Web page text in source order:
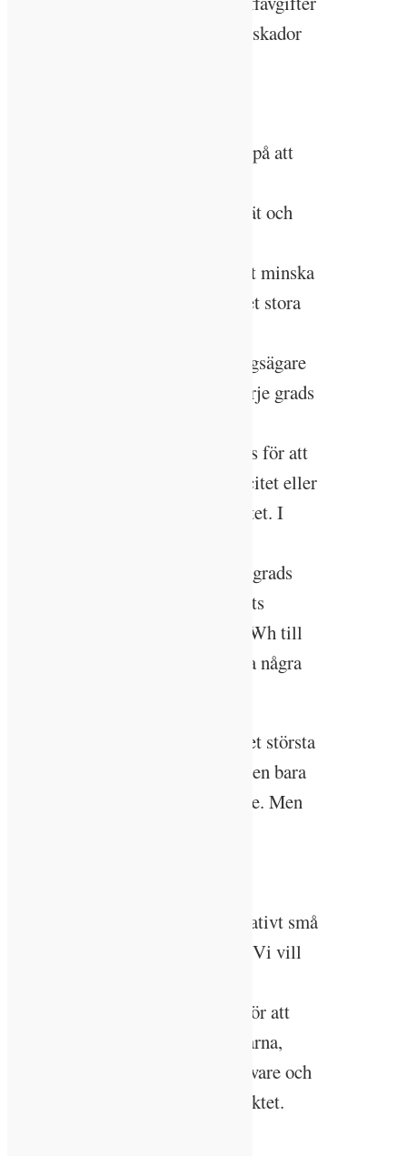
för flöde och i värsta fall risk för skador
Det finns indikationer som tyder på att
vattenkvalitet i våra stadsvattennät och
energisystem negativt. Genom att minska
dessa skadeverkningar kan mycket stora
åstadkommas för både anläggningsägare
och energisektor. Därmed kan varje grads
fjärrvärmecentral antingen nyttjas för att
öka fjärrvärmenätets totala kapacitet eller
öka andelen producerad elektricitet. I
energisystemet kan varje enskild grads
förbättrad avkylning öka systemets
energieffektivitet med runt 0,5 TWh till
låg kostnad och utan att förorsaka några
– Flytande medier är de överlägset största
energibärarna, medan elektriciteten bara
står för en dryg tredjedel i Sverige. Men
systemverkningsgraden. Även relativt små
vinster där ger totalt stor verkan. Vi vill
programhandling till driftskede för att
försöka hitta och stänga fallgroparna,
säger Rafael Ospino, teknikrådgivare och
projektledare för forskningsprojektet.